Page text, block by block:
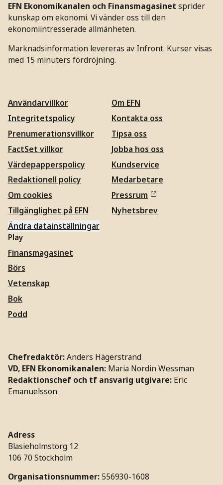
EFN Ekonomikanalen och Finansmagasinet sprider
kunskap om ekonomi. Vi vänder oss till den
ekonomiintresserade allmänheten.
Marknadsinformation levereras av Infront. Kurser visas
med 15 minuters fördröjning.
Användarvillkor
Integritetspolicy
Prenumerationsvillkor
FactSet villkor
Värdepapperspolicy
Redaktionell policy
Om cookies
Tillgänglighet på EFN
Ändra datainställningar
Om EFN
Kontakta oss
Tipsa oss
Jobba hos oss
Kundservice
Medarbetare
Pressrum
Nyhetsbrev
Play
Finansmagasinet
Börs
Vetenskap
Bok
Podd
Chefredaktör:Anders Hägerstrand
VD, EFN Ekonomikanalen: Maria Nordin Wessman
Redaktionschef och tf ansvarig utgivare: Eric
Emanuelsson
Adress
Blasieholmstorg 12
106 70 Stockholm
Organisationsnummer: 556930-1608